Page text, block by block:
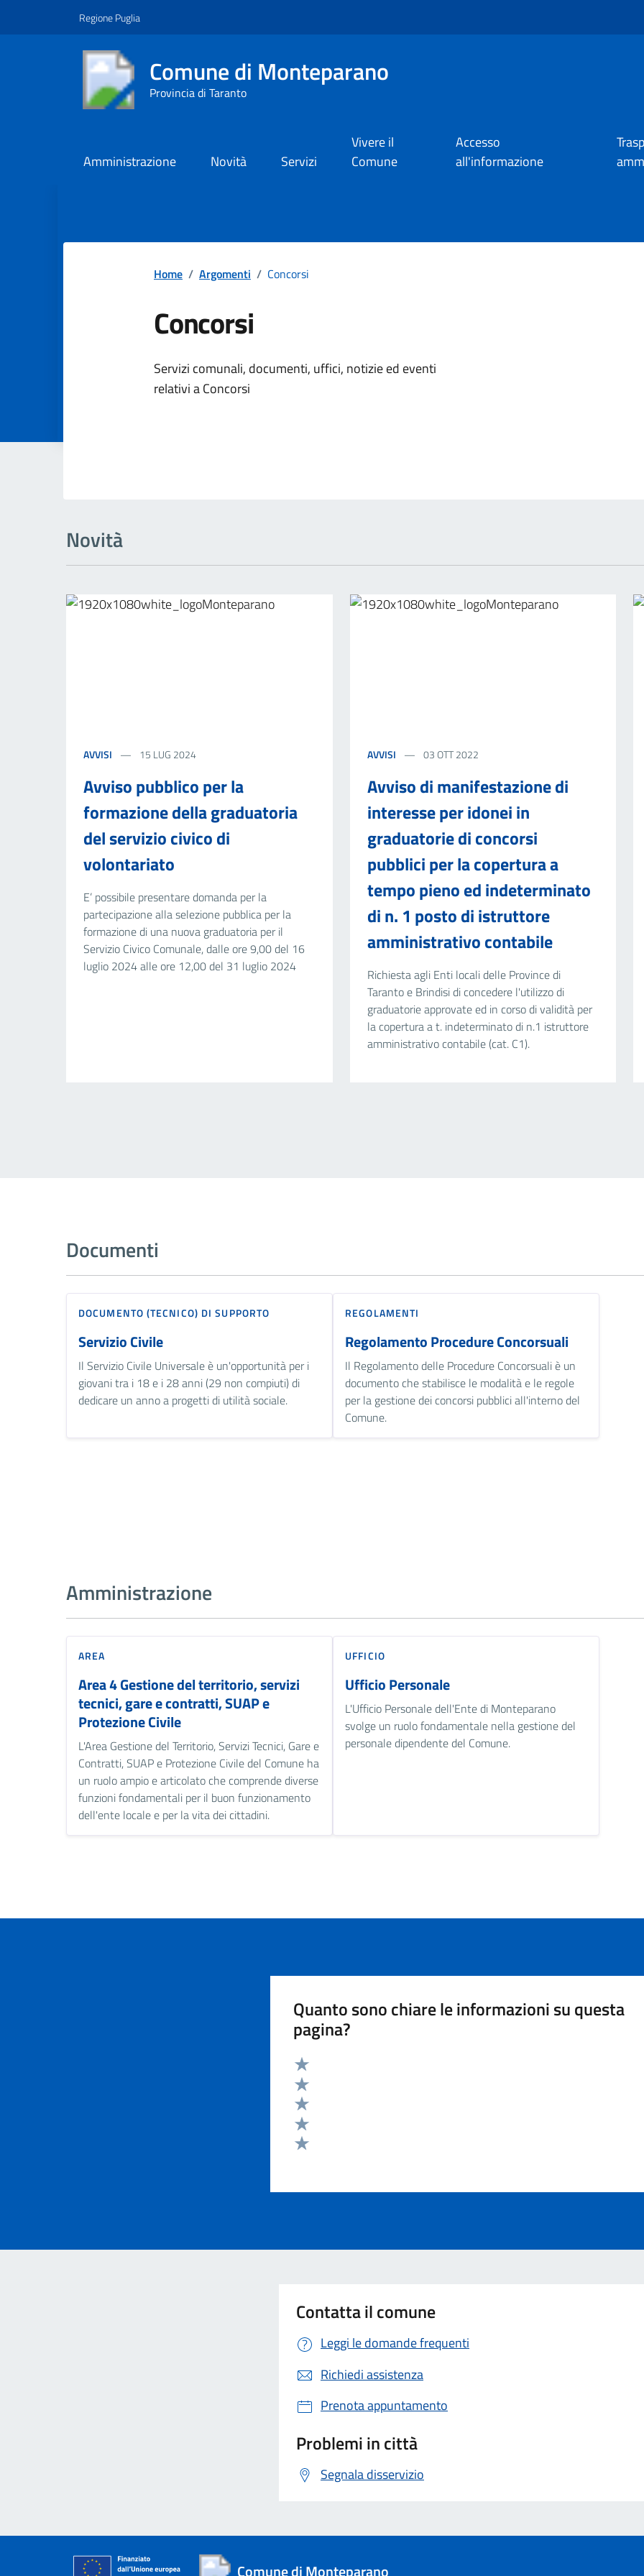
Regione Puglia
Comune di Monteparano
Provincia di Taranto
Amministrazione Novità Servizi
Vivere il
Comune
Accesso
all'informazione
Home / Argomenti / Concorsi
Concorsi
Dettagli dell'argomento
Servizi comunali, documenti, uffici, notizie ed eventi
relativi a Concorsi
Novità
AVVISI 15 LUG 2024
Avviso pubblico per la
formazione della graduatoria
del servizio civico di
volontariato
E’ possibile presentare domanda per la
partecipazione alla selezione pubblica per la
formazione di una nuova graduatoria per il
Servizio Civico Comunale, dalle ore 9,00 del 16
luglio 2024 alle ore 12,00 del 31 luglio 2024
AVVISI 03 OTT 2022
Avviso di manifestazione di
interesse per idonei in
graduatorie di concorsi
pubblici per la copertura a
tempo pieno ed indeterminato
di n. 1 posto di istruttore
amministrativo contabile
Richiesta agli Enti locali delle Province di
Taranto e Brindisi di concedere l'utilizzo di
graduatorie approvate ed in corso di validità per
la copertura a t. indeterminato di n.1 istruttore
amministrativo contabile (cat. C1).
Documenti
DOCUMENTO (TECNICO) DI SUPPORTO
Servizio Civile
Il Servizio Civile Universale è un'opportunità per i
giovani tra i 18 e i 28 anni (29 non compiuti) di
dedicare un anno a progetti di utilità sociale.
REGOLAMENTI
Regolamento Procedure Concorsuali
Il Regolamento delle Procedure Concorsuali è un
documento che stabilisce le modalità e le regole
per la gestione dei concorsi pubblici all'interno del
Comune.
Amministrazione
AREA
Area 4 Gestione del territorio, servizi
tecnici, gare e contratti, SUAP e
Protezione Civile
L'Area Gestione del Territorio, Servizi Tecnici, Gare e
Contratti, SUAP e Protezione Civile del Comune ha
un ruolo ampio e articolato che comprende diverse
funzioni fondamentali per il buon funzionamento
dell'ente locale e per la vita dei cittadini.
UFFICIO
Ufficio Personale
L'Ufficio Personale dell'Ente di Monteparano
svolge un ruolo fondamentale nella gestione del
personale dipendente del Comune.
Quanto sono chiare le informazioni su questa
pagina?
Valuta 5 stelle su 5
Valuta 4 stelle su 5
Valuta 3 stelle su 5
Valuta 2 stelle su 5
Contatta il comune
Leggi le domande frequenti
Richiedi assistenza
Prenota appuntamento
Problemi in città
Segnala disservizio
Comune di Monteparano